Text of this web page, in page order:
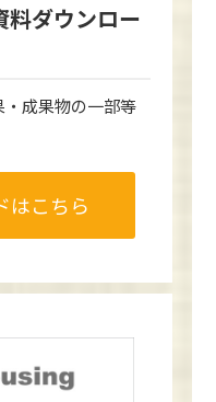
料ダウンロー
成果物の一部等
はこちら